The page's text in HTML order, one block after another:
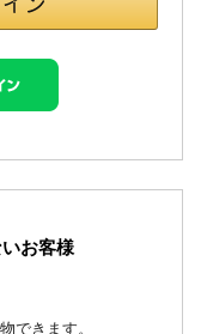
お客様
できます。